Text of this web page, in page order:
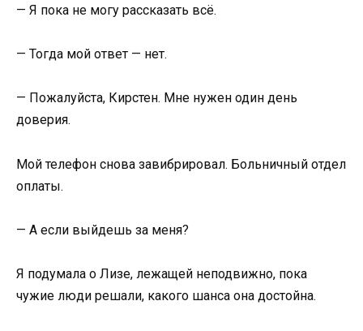
— Я пока не могу рассказать всё.
— Тогда мой ответ — нет.
— Пожалуйста, Кирстен. Мне нужен один день
доверия.
Мой телефон снова завибрировал. Больничный отдел
оплаты.
— А если выйдешь за меня?
Я подумала о Лизе, лежащей неподвижно, пока
чужие люди решали, какого шанса она достойна.